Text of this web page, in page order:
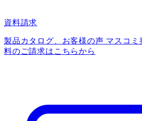
資料請求
製品カタログ、お客様の声 マスコミ
料のご請求はこちらから